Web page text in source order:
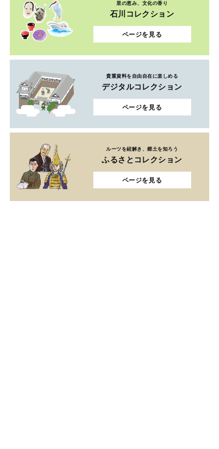
里の恵み、文化の香り
石川コレクション
ページを見る
貴重資料を自由自在に楽しめる
デジタルコレクション
ページを見る
ルーツを紐解き、郷土を知ろう
ふるさとコレクション
ページを見る